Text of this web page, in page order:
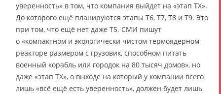
уверенность» в том, что компания выйдет на «этап TX».
До которого ещё планируются этапы T6, T7, T8 и T9. Это
при том, что ещё нет даже T5. СМИ пишут
о «компактном и экологически чистом термоядерном
реакторе размером с грузовик, способном питать
военный корабль или городок на 80 тысяч домов», но
даже «этап TX», о выходе на который у компании всего
лишь «всё ещё есть уверенность», должен будет лишь